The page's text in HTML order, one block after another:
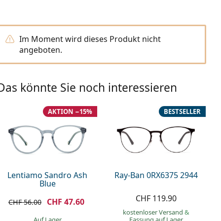
Im Moment wird dieses Produkt nicht
angeboten.
könnte Sie noch interessieren
Lentiamo Sandro Ash
Blue
AKTION −15%
CHF 56.00 CHF 47.60
Ray-Ban 0RX6375 2944
BESTSELLER
CHF 119.90
kostenloser Versand &